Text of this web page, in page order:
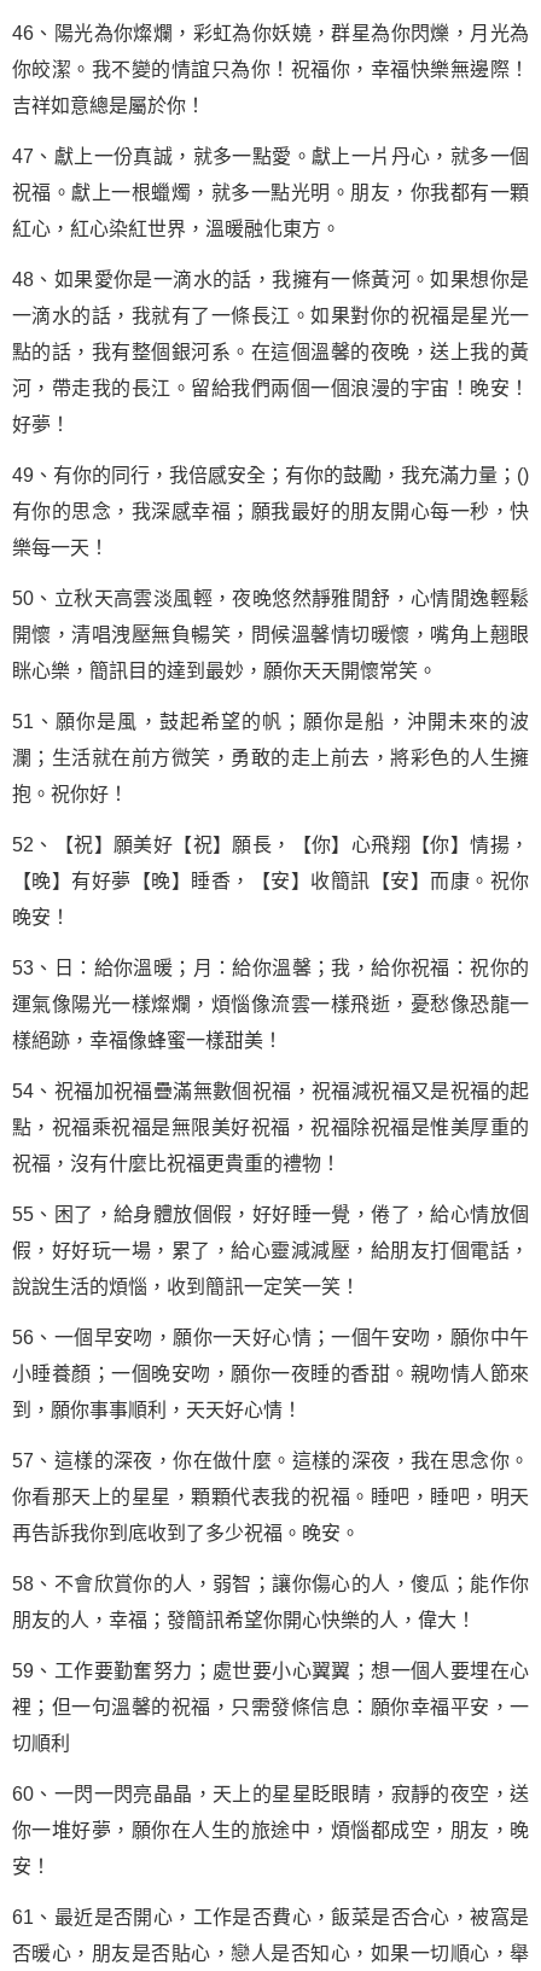
46、陽光為你燦爛，彩虹為你妖嬈，群星為你閃爍，月光為
你皎潔。我不變的情誼只為你！祝福你，幸福快樂無邊際！
吉祥如意總是屬於你！
47、獻上一份真誠，就多一點愛。獻上一片丹心，就多一個
祝福。獻上一根蠟燭，就多一點光明。朋友，你我都有一顆
紅心，紅心染紅世界，溫暖融化東方。
48、如果愛你是一滴水的話，我擁有一條黃河。如果想你是
一滴水的話，我就有了一條長江。如果對你的祝福是星光一
點的話，我有整個銀河系。在這個溫馨的夜晚，送上我的黃
河，帶走我的長江。留給我們兩個一個浪漫的宇宙！晚安！
好夢！
49、有你的同行，我倍感安全；有你的鼓勵，我充滿力量；()
有你的思念，我深感幸福；願我最好的朋友開心每一秒，快
樂每一天！
50、立秋天高雲淡風輕，夜晚悠然靜雅閒舒，心情閒逸輕鬆
開懷，清唱洩壓無負暢笑，問候溫馨情切暖懷，嘴角上翹眼
眯心樂，簡訊目的達到最妙，願你天天開懷常笑。
51、願你是風，鼓起希望的帆；願你是船，沖開未來的波
瀾；生活就在前方微笑，勇敢的走上前去，將彩色的人生擁
抱。祝你好！
52、【祝】願美好【祝】願長，【你】心飛翔【你】情揚，
【晚】有好夢【晚】睡香，【安】收簡訊【安】而康。祝你
晚安！
53、日：給你溫暖；月：給你溫馨；我，給你祝福：祝你的
運氣像陽光一樣燦爛，煩惱像流雲一樣飛逝，憂愁像恐龍一
樣絕跡，幸福像蜂蜜一樣甜美！
54、祝福加祝福疊滿無數個祝福，祝福減祝福又是祝福的起
點，祝福乘祝福是無限美好祝福，祝福除祝福是惟美厚重的
祝福，沒有什麼比祝福更貴重的禮物！
55、困了，給身體放個假，好好睡一覺，倦了，給心情放個
假，好好玩一場，累了，給心靈減減壓，給朋友打個電話，
說說生活的煩惱，收到簡訊一定笑一笑！
56、一個早安吻，願你一天好心情；一個午安吻，願你中午
小睡養顏；一個晚安吻，願你一夜睡的香甜。親吻情人節來
到，願你事事順利，天天好心情！
57、這樣的深夜，你在做什麼。這樣的深夜，我在思念你。
你看那天上的星星，顆顆代表我的祝福。睡吧，睡吧，明天
再告訴我你到底收到了多少祝福。晚安。
58、不會欣賞你的人，弱智；讓你傷心的人，傻瓜；能作你
朋友的人，幸福；發簡訊希望你開心快樂的人，偉大！
59、工作要勤奮努力；處世要小心翼翼；想一個人要埋在心
裡；但一句溫馨的祝福，只需發條信息：願你幸福平安，一
切順利
60、一閃一閃亮晶晶，天上的星星眨眼睛，寂靜的夜空，送
你一堆好夢，願你在人生的旅途中，煩惱都成空，朋友，晚
安！
61、最近是否開心，工作是否費心，飯菜是否合心，被窩是
否暖心，朋友是否貼心，戀人是否知心，如果一切順心，舉